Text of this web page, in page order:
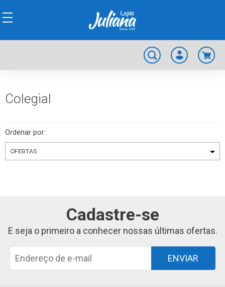
Colegial
Ordenar por:
Cadastre-se
E seja o primeiro a conhecer nossas últimas ofertas.
ENVIAR